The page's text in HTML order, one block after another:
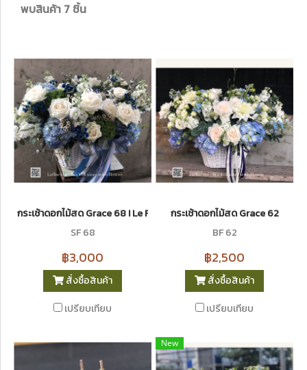
พบสินค้า 7 ชิ้น
กระเช้าดอกไม้สด Grace 68 I Le Floriste
SF 68
฿3,000
สั่งซื้อสินค้า
เปรียบเทียบ
กระเช้าดอกไม้สด Grace 62
BF 62
฿2,500
สั่งซื้อสินค้า
เปรียบเทียบ
New